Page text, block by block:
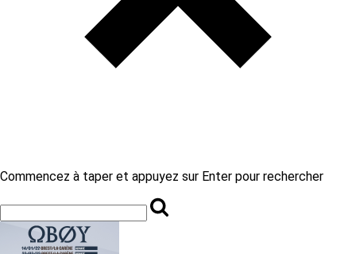
Commencez à taper et appuyez sur Enter pour rechercher